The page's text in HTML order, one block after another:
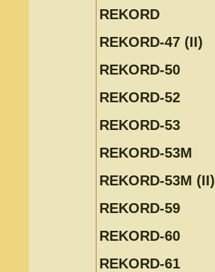
REKORD
REKORD-47 (II)
REKORD-50
REKORD-52
REKORD-53
REKORD-53M
REKORD-53M (II)
REKORD-59
REKORD-60
REKORD-61